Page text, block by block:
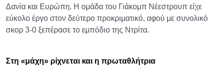
Δανία και Ευρώπη. Η ομάδα του Γιάκομπ Νέεστρουπ είχε
εύκολο έργο στον δεύτερο προκριματικό, αφού με συνολικό
σκορ 3-0 ξεπέρασε το εμπόδιο της Ντρίτα.
Στη «μάχη» ρίχνεται και η πρωταθλήτρια